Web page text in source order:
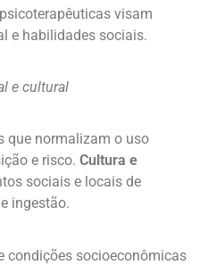
visam
e habilidades sociais.
e cultural
que normalizam o uso
e risco. Cultura e
sociais e locais de
ingestão.
condições socioeconômicas